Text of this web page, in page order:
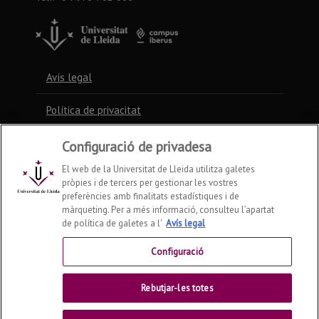
Avís legal
Política de privacitat
Política de cookies
Contacte
Preguntes freqüents
Accessibilitat
Configuració de privadesa
El web de la Universitat de Lleida utilitza galetes
pròpies i de tercers per gestionar les vostres
preferències amb finalitats estadístiques i de
màrqueting. Per a més informació, consulteu l’apartat
de política de galetes a l' Avís legal
Configuració
Rebutjar-les totes